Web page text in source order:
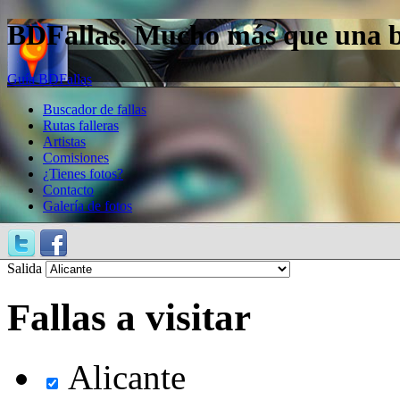
BDFallas. Mucho más que una
Guía BDFallas
Buscador de fallas
Rutas falleras
Artistas
Comisiones
¿Tienes fotos?
Contacto
Galería de fotos
Salida
Fallas a visitar
Alicante